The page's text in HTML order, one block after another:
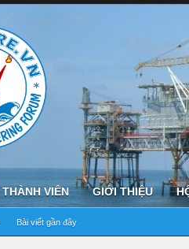
Bài viết gần đây
THÀNH VIÊN GIỚI THIỆU